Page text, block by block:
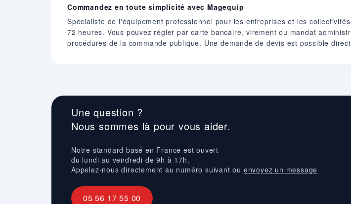
Commandez en toute simplicité avec Magequip
Spécialiste de l'équipement professionnel pour les entreprises et les
72 heures. Vous pouvez régler par carte bancaire, virement ou mandat
procédures de la commande publique. Une demande de devis est possible
Une question ?
Nous sommes là pour vous aider.
Notre standard basé en France est ouvert
du lundi au vendredi de 9h à 17h.
Appelez-nous directement au numéro suivant ou envoyez un message
05 56 17 55 00